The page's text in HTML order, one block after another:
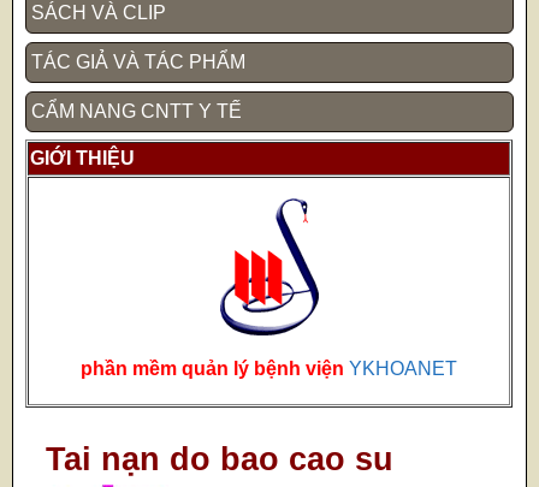
SÁCH VÀ CLIP
TÁC GIẢ VÀ TÁC PHẨM
CẨM NANG CNTT Y TẾ
GIỚI THIỆU
phần mềm quản lý bệnh việnYKHOANET
Tai nạn do bao cao su